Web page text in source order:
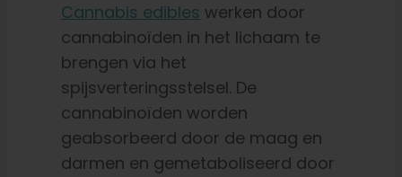
Cannabis edibles werken door
cannabinoïden in het lichaam te
brengen via het
spijsverteringsstelsel. De
cannabinoïden worden
geabsorbeerd door de maag en
darmen en gemetaboliseerd door